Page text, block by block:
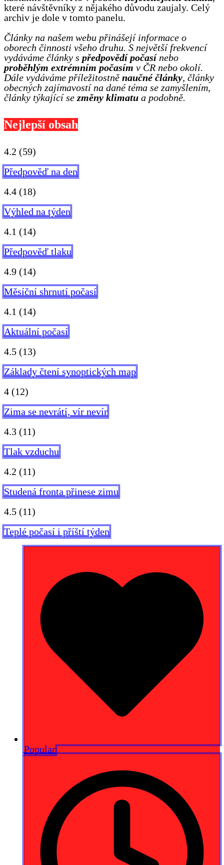
které návštěvníky z nějakého důvodu zaujaly. Celý
archiv je dole v tomto panelu.
Články na našem webu přinášejí informace o
oborech činnosti všeho druhu. S největší frekvencí
vydáváme články s předpovědí počasínebo
proběhlým extrémním počasím v ČR nebo okolí.
Dále vydáváme příležitostně naučné články, články
obecných zajímavostí na dané téma se zamyšlením,
články týkající se změny klimatu a podobně.
Nejlepší obsah
4.2 (59)
Předpověď na den
4.4 (18)
Výhled na týden
4.1 (14)
Předpověď tlaku
4.9 (14)
Měsíční shrnutí počasí
4.1 (14)
Aktuální počasí
4.5 (13)
Základy čtení synoptických map
4 (12)
Zima se nevrátí, vír nevír
4.3 (11)
Tlak vzduchu
4.2 (11)
Studená fronta přinese zimu
4.5 (11)
Teplé počasí i příští týden
Popular